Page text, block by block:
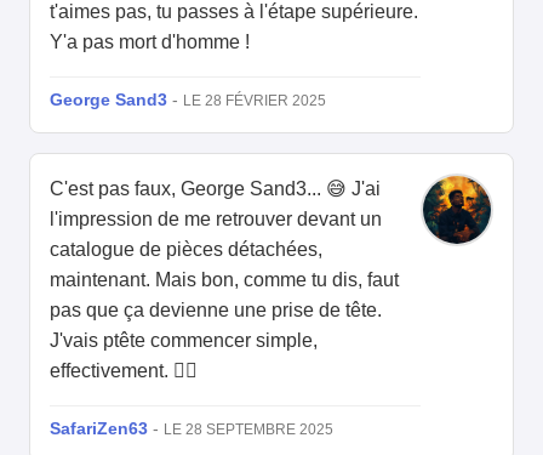
t'aimes pas, tu passes à l'étape supérieure.
Y'a pas mort d'homme !
George Sand3 - LE 28 FÉVRIER 2025
C'est pas faux, George Sand3... 😅 J'ai
l'impression de me retrouver devant un
catalogue de pièces détachées,
maintenant. Mais bon, comme tu dis, faut
pas que ça devienne une prise de tête.
J'vais ptête commencer simple,
effectivement. 🤷‍♂️
SafariZen63 - LE 28 SEPTEMBRE 2025